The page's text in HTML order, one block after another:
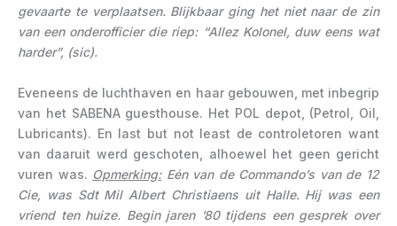
gevaarte te verplaatsen. Blijkbaar ging het niet naar de zin
van een onderofficier die riep: “Allez Kolonel, duw eens wat
harder”, (sic).
Eveneens de luchthaven en haar gebouwen, met inbegrip
van het SABENA guesthouse. Het POL depot, (Petrol, Oil,
Lubricants). En last but not least de controletoren want
van daaruit werd geschoten, alhoewel het geen gericht
vuren was. Opmerking:Eén van de Commando’s van de 12
Cie, was Sdt Mil Albert Christiaens uit Halle. Hij was een
vriend ten huize. Begin jaren ’80 tijdens een gesprek over